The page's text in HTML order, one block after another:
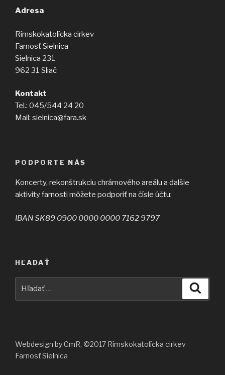
Adresa
Rímskokatolícka cirkev
Farnosť Sielnica
Sielnica 231
962 31 Sliač
Kontakt
Tel.: 045/544 24 20
Mail: sielnica@fara.sk
PODPORTE NÁS
Koncerty, rekonštrukciu chrámového areálu a ďalšie
aktivity farnosti môžete podporiť na čísle účtu:
IBAN SK89 0900 0000 0000 7162 9797
HĽADAŤ
Webdesign by CmR, ©2017 Rímskokatolícka cirkev
Farnosť Sielnica